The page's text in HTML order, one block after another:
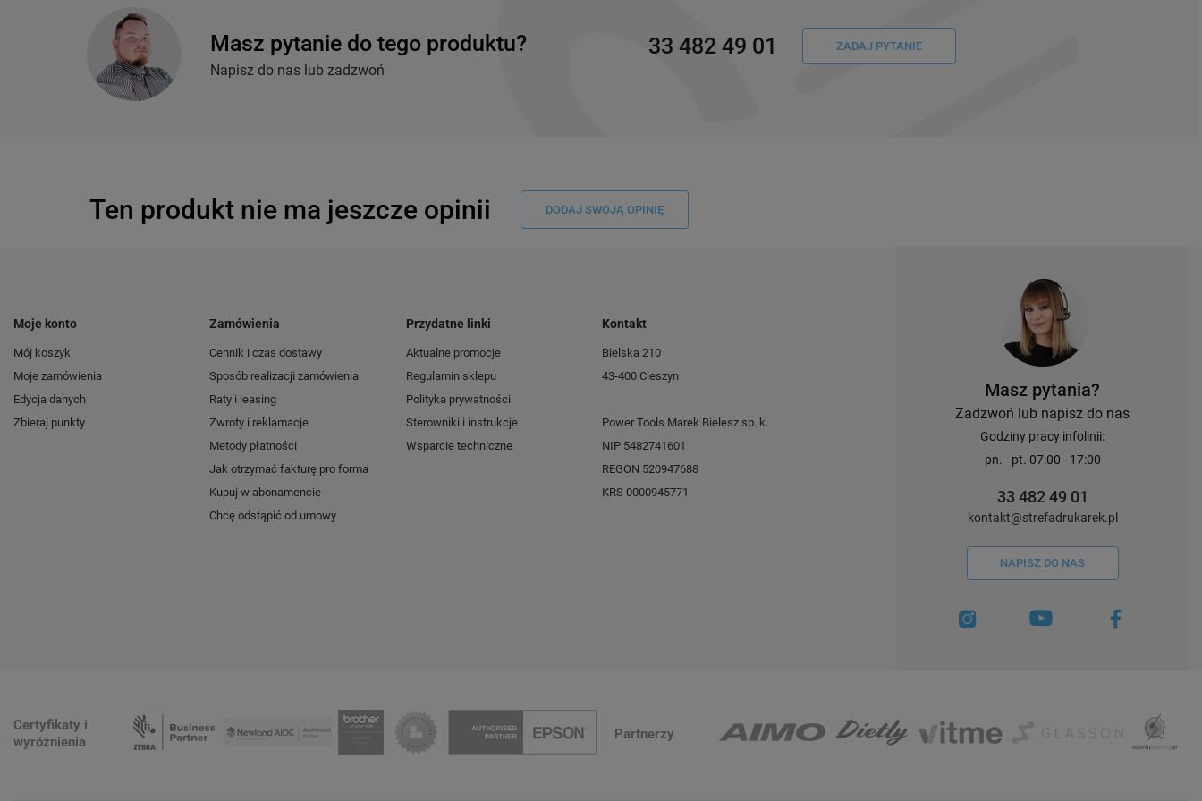
Masz pytanie do tego produktu?
Napisz do nas lub zadzwoń
33 482 49 01 ZADAJ PYTANIE
Ten produkt nie ma jeszcze opinii DODAJ SWOJĄ OPINIĘ
Moje konto
Mój koszyk
Moje zamówienia
Edycja danych
Zbieraj punkty
Zamówienia
Cennik i czas dostawy
Sposób realizacji zamówienia
Raty i leasing
Zwroty i reklamacje
Metody płatności
Jak otrzymać fakturę pro forma
Kupuj w abonamencie
Chcę odstąpić od umowy
Przydatne linki
Aktualne promocje
Regulamin sklepu
Polityka prywatności
Sterowniki i instrukcje
Wsparcie techniczne
Kontakt
Bielska 210
43-400 Cieszyn
Power Tools Marek Bielesz sp. k.
NIP 5482741601
REGON 520947688
KRS 0000945771
Masz pytania?
Zadzwoń lub napisz do nas
Godziny pracy infolinii:
pn. - pt. 07:00 - 17:00
33 482 49 01
kontakt@strefadrukarek.pl
NAPISZ DO NAS
Certyfikaty i
wyróżnienia
Partnerzy